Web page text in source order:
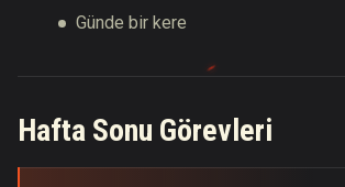
Günde bir kere
Hafta Sonu Görevleri